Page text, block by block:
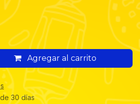
Agregar al carrito
30 días